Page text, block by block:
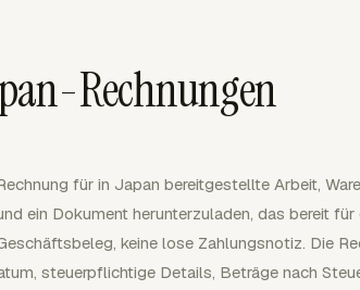
Rechnungen
für in Japan bereitgestellte Arbeit,
ein Dokument herunterzuladen, das bereit für
keine lose Zahlungsnotiz. Die
steuerpflichtige Details, Beträge nach